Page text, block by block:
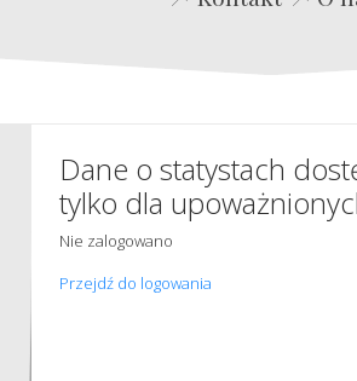
Dane o statystach
tylko dla
Nie zalogowano
Przejdź do logowania